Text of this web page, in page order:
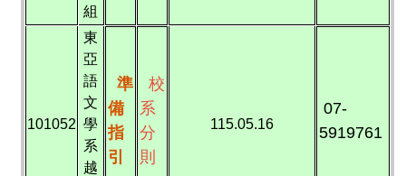
組
101052
東
亞
語
文
學
系
越
準
備
指
引
校
系
分
則
115.05.16
07-
5919761